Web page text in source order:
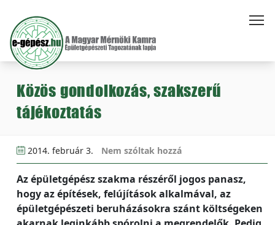
Közös gondolkozás, szakszerű
tájékoztatás
2014. február 3. Nem szóltak hozzá
Az épületgépész szakma részéről jogos panasz,
hogy az építések, felújítások alkalmával, az
épületgépészeti beruházásokra szánt költségeken